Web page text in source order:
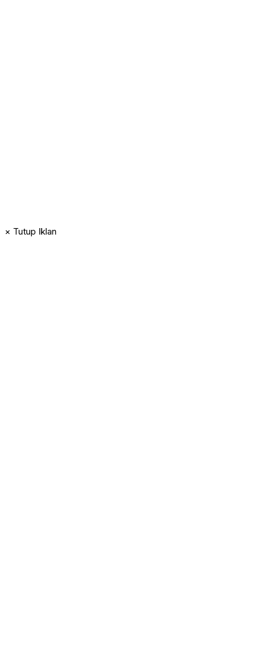
× Tutup Iklan